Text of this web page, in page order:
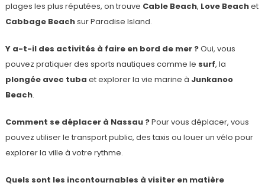
plages les plus réputées, on trouve Cable Beach, Love Beachet
Cabbage Beachsur Paradise Island.
Y a-t-il des activités à faire en bord de mer ?Oui, vous
pouvez pratiquer des sports nautiques comme le surf, la
plongée avec tuba et explorer la vie marine à Junkanoo
Beach.
Comment se déplacer à Nassau ?Pour vous déplacer, vous
pouvez utiliser le transport public, des taxis ou louer un vélo pour
explorer la ville à votre rythme.
Quels sont les incontournables à visiter en matière